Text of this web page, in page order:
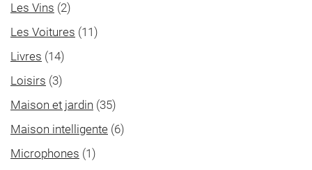
Les Vins (2)
Les Voitures (11)
Livres (14)
Loisirs (3)
Maison et jardin (35)
Maison intelligente (6)
Microphones (1)